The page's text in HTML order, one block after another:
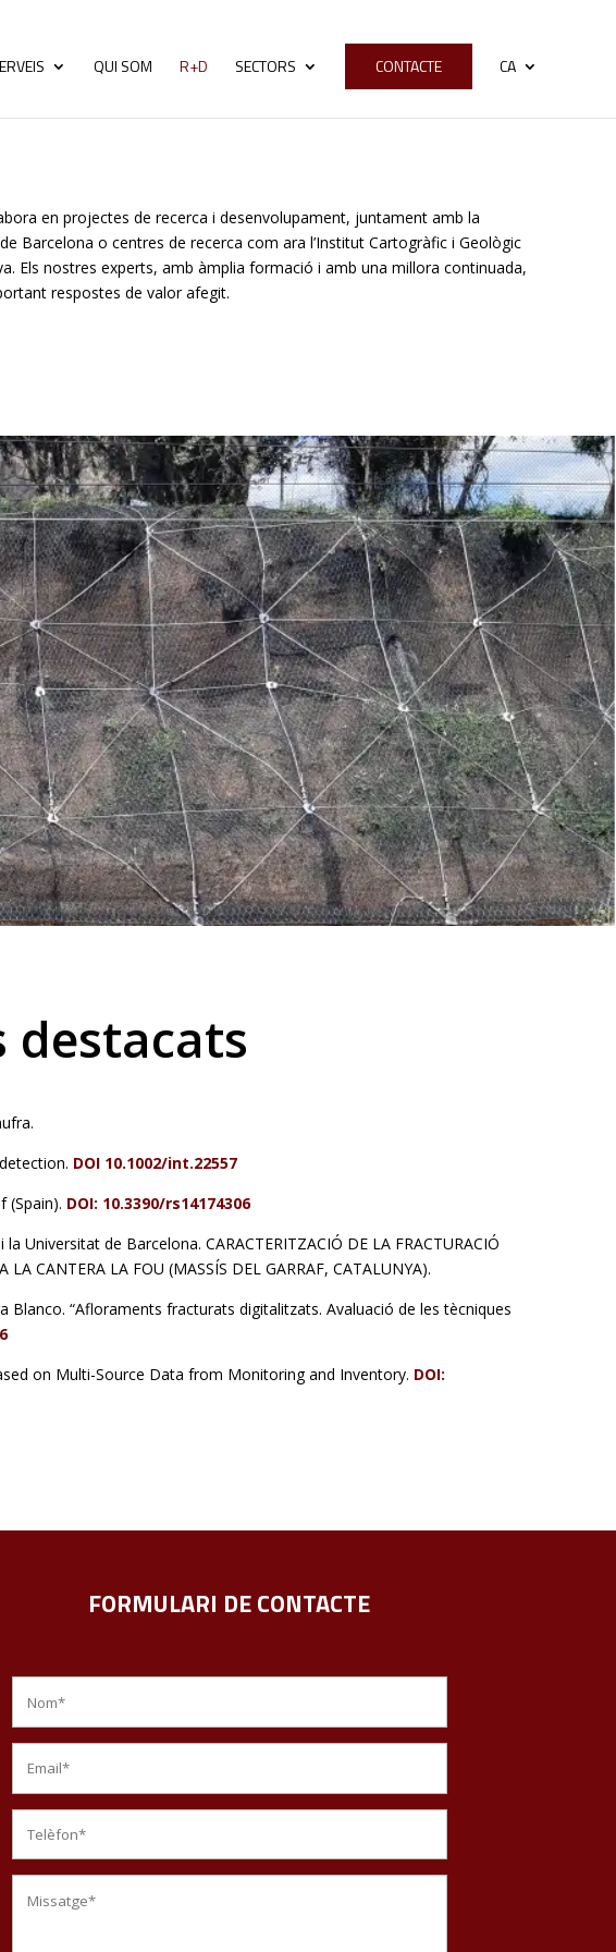
QUI SOM R+D SECTORS CONTACTE CA
en projectes de recerca i desenvolupament, juntament amb la
Barcelona o centres de recerca com ara l’Institut Cartogràfic i Geològic
Els nostres experts, amb àmplia formació i amb una millora continuada,
respostes de valor afegit.
destacats
DOI 10.1002/int.22557
(Spain). DOI: 10.3390/rs14174306
Universitat de Barcelona. CARACTERITZACIÓ DE LA FRACTURACIÓ
CANTERA LA FOU (MASSÍS DEL GARRAF, CATALUNYA).
“Afloraments fracturats digitalitzats. Avaluació de les tècniques
on Multi-Source Data from Monitoring and Inventory. DOI:
FORMULARI DE CONTACTE